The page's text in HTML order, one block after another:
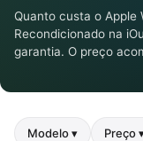
Quanto custa o Apple
Recondicionado na
garantia. O preço
Modelo ▾ Preço